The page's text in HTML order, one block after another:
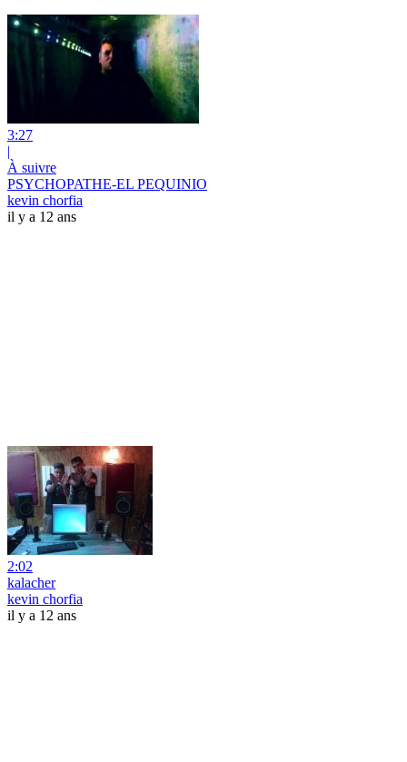
3:27
|
À suivre
PSYCHOPATHE-EL PEQUINIO
kevin chorfia
il y a 12 ans
2:02
kalacher
kevin chorfia
il y a 12 ans